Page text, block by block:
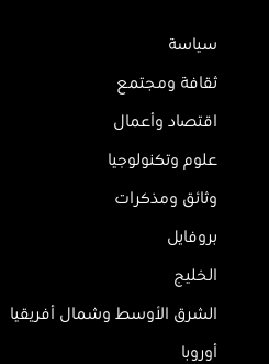
سياسة
ثقافة ومجتمع
اقتصاد وأعمال
علوم وتكنولوجيا
وثائق ومذكرات
بروفايل
الخليج
الشرق الأوسط وشمال أفريقيا
أوروبا